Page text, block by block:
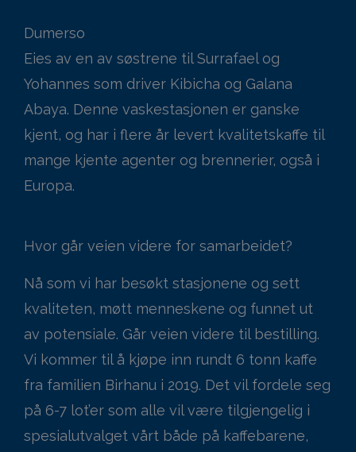
Dumerso
Eies av en av søstrene til Surrafael og
Yohannes som driver Kibicha og Galana
Abaya. Denne vaskestasjonen er ganske
kjent, og har i flere år levert kvalitetskaffe til
mange kjente agenter og brennerier, også i
Europa.
Hvor går veien videre for samarbeidet?
Nå som vi har besøkt stasjonene og sett
kvaliteten, møtt menneskene og funnet ut
av potensiale. Går veien videre til bestilling.
Vi kommer til å kjøpe inn rundt 6 tonn kaffe
fra familien Birhanu i 2019. Det vil fordele seg
på 6-7 lot’er som alle vil være tilgjengelig i
spesialutvalget vårt både på kaffebarene,